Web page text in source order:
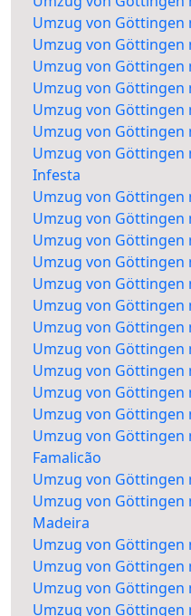
Umzug von Göttingen
Umzug von Göttingen
Umzug von Göttingen
Umzug von Göttingen
Umzug von Göttingen
Umzug von Göttingen
Umzug von Göttingen
Infesta
Umzug von Göttingen
Umzug von Göttingen
Umzug von Göttingen
Umzug von Göttingen
Umzug von Göttingen
Umzug von Göttingen
Umzug von Göttingen
Umzug von Göttingen
Umzug von Göttingen
Umzug von Göttingen
Umzug von Göttingen
Umzug von Göttingen
Famalicão
Umzug von Göttingen
Umzug von Göttingen
Madeira
Umzug von Göttingen
Umzug von Göttingen
Umzug von Göttingen
Umzug von Göttingen